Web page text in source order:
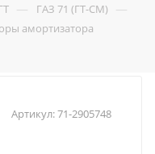
— ГАЗ 71 (ГТ-СМ) —
амортизатора
Артикул:71-2905748